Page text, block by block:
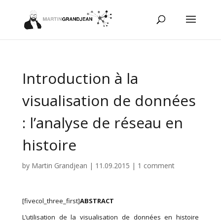
Introduction à la
visualisation de données
: l’analyse de réseau en
histoire
by Martin Grandjean | 11.09.2015 | 1 comment
[fivecol_three_first]ABSTRACT
L’utilisation de la visualisation de données en histoire